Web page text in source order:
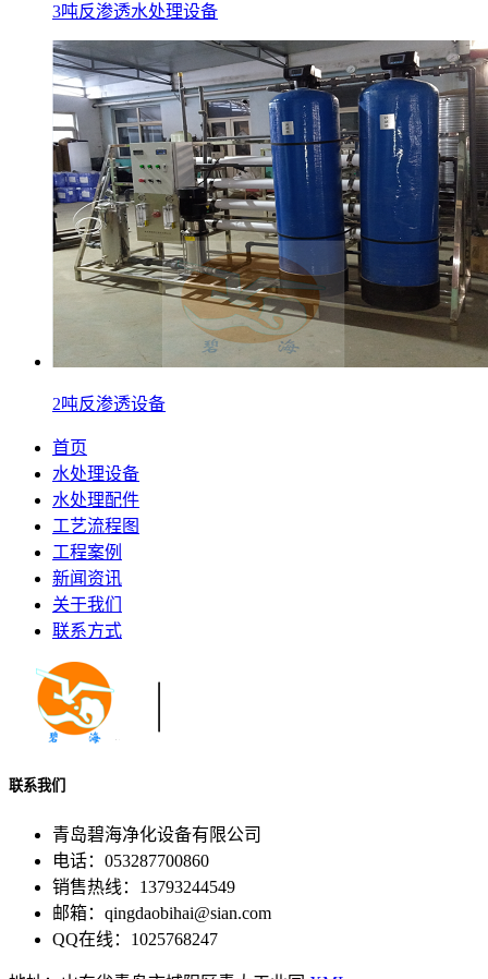
3吨反渗透水处理设备
2吨反渗透设备
首页
水处理设备
水处理配件
工艺流程图
工程案例
新闻资讯
关于我们
联系方式
联系我们
青岛碧海净化设备有限公司
电话：053287700860
销售热线：13793244549
邮箱：qingdaobihai@sian.com
QQ在线：1025768247